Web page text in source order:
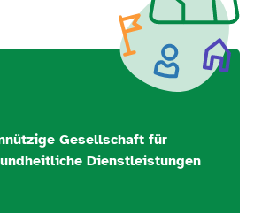
Gesellschaft für
Dienstleistungen